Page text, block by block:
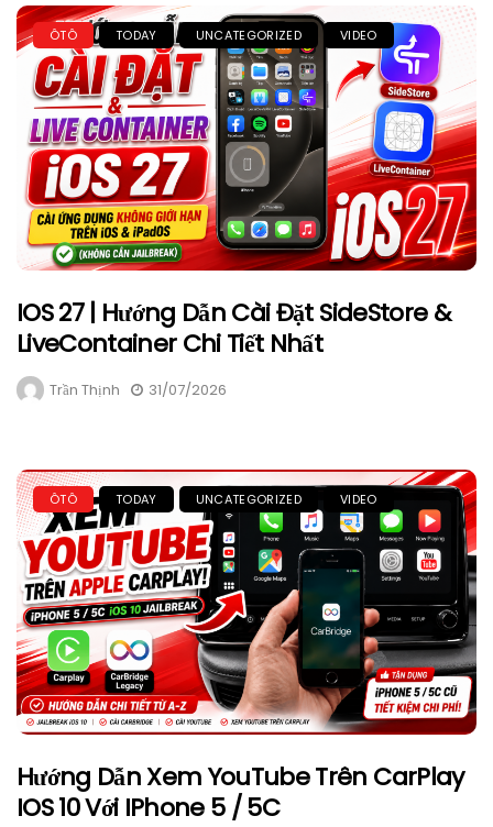
ÔTÔ TODAY UNCATEGORIZED VIDEO
IOS 27 | Hướng Dẫn Cài Đặt SideStore &
LiveContainer Chi Tiết Nhất
Trần Thịnh 31/07/2026
ÔTÔ TODAY UNCATEGORIZED VIDEO
Hướng Dẫn Xem YouTube Trên CarPlay
IOS 10 Với IPhone 5 / 5C